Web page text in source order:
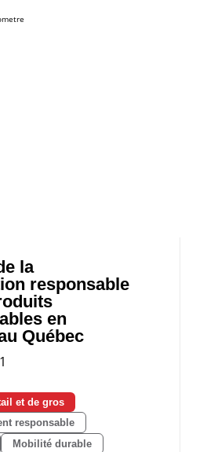
la
responsable
en
Québec
et de gros
responsable
Mobilité durable